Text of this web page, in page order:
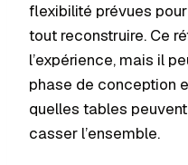
flexibilité prévues
tout reconstruire. Ce
l’expérience, mais il
phase de conception
quelles tables
casser l’ensemble.